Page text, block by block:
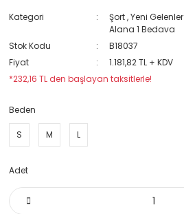
Kategori Şort ,Yeni Gelenler
Alana 1 Bedava
Stok Kodu
B18037
Fiyat
1.181,82 TL + KDV
*232,16 TL den başlayan taksitlerle!
Beden
S M L
Adet